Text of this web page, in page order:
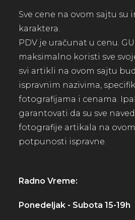
Sve cene na ovom sajtu
karaktera.
PDV je uračunat u cenu.
maksimalno koristi sve
svi artikli na ovom sajtu
ispravnim nazivima,
fotografijama i cenama.
garantovati da su sve
fotografije artikala na
potpunosti ispravne.
Radno Vreme:
Ponedeljak - Subota 15-19h